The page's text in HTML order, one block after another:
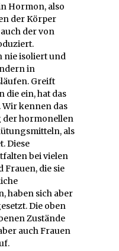
Hormon, also
der Körper
der von
nie isoliert und
in
Greift
die ein, hat das
Wir kennen das
der hormonellen
als
Diese
bei vielen
Frauen, die sie
haben sich aber
Die oben
Zustände
auch Frauen